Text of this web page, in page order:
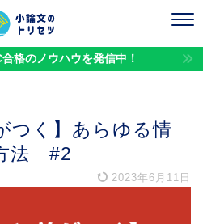
格のノウハウを発信中！
つく】あらゆる情
法 #2
2023年6月11日